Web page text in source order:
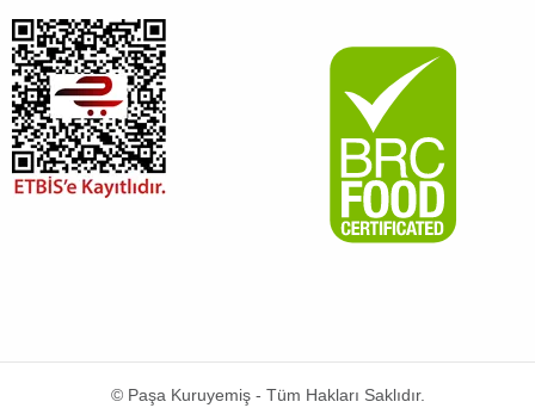
© Paşa Kuruyemiş - Tüm Hakları Saklıdır.